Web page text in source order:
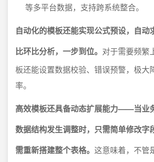
等多平台数据，支持跨系统整合。
自动化的模板还能实现公式预设，自动
比环比分析，一步到位。 对于需要频繁
板还能设置数据校验、错误预警，极大
率。
高效模板还具备动态扩展能力——当业
数据结构发生调整时，只需简单修改字
需重新搭建整个表格。 这意味着，不管